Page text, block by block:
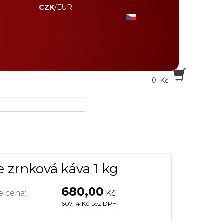
CZK/EUR
0 Kč
zrnková káva 1 kg
cena: 680,00 Kč
607,14 Kč bez DPH